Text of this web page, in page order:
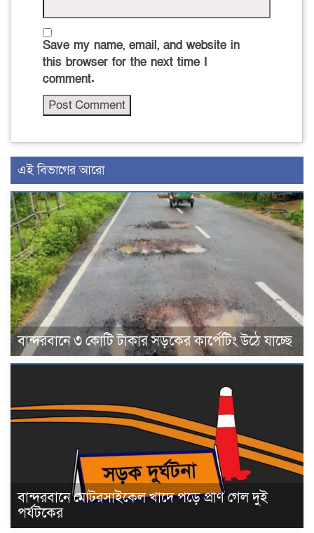
Save my name, email, and website in
this browser for the next time I
comment.
এই বিভাগের আরো
বান্দরবানে ৩ কোটি টাকার সড়কের কার্পেটিং উঠে যাচ্ছে
বান্দরবানে মোটরসাইকেল খাদে পড়ে প্রাণ গেল দুই
পর্যটকের